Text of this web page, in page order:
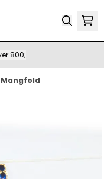
800;
Mangfold